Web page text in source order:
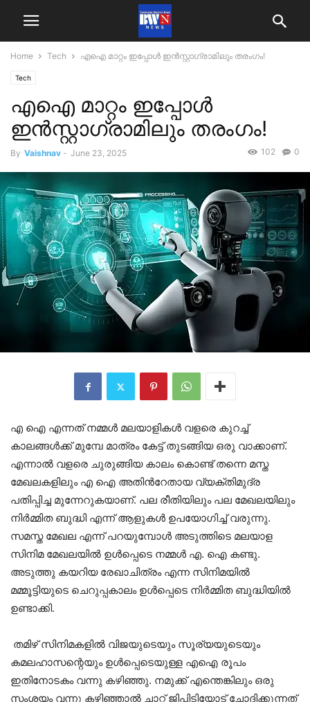
Home Tech എഐ മാറ്റം ഇപ്പോൾ ഇൻസ്റ്റാഗ്രാമിലും തരംഗം!
Tech
എഐ മാറ്റം ഇപ്പോൾ
ഇൻസ്റ്റാഗ്രാമിലും തരംഗം!
By Vaishnav - June 23, 2025 0
102
എ ഐ എന്നത് നമ്മൾ മലയാളികൾ വളരെ കുറച്ച്
കാലങ്ങൾക്ക് മുമ്പേ മാത്രം കേട്ട് തുടങ്ങിയ ഒരു വാക്കാണ്.
എന്നാൽ വളരെ ചുരുങ്ങിയ കാലം കൊണ്ട് തന്നെ മസ്ത
മേഖലകളിലും എ ഐ അതിന്‍റേതായ വ്യക്തിമുദ്ര
പതിപ്പിച്ച മുന്നേറുകയാണ്. പല രീതിയിലും പല മേഖലയിലും
നിർമ്മിത ബുദ്ധി എന്ന് ആളുകൾ ഉപയോഗിച്ച് വരുന്നു.
സമസ്ത മേഖല എന്ന് പറയുമ്പോൾ അടുത്തിടെ മലയാള
സിനിമ മേഖലയിൽ ഉൾപ്പെടെ നമ്മൾ എ. ഐ കണ്ടു.
അടുത്തു കയറിയ രേഖാചിത്രം എന്ന സിനിമയിൽ
മമ്മൂട്ടിയുടെ ചെറുപ്പകാലം ഉൾപ്പെടെ നിർമ്മിത ബുദ്ധിയിൽ
ഉണ്ടാക്കി.
തമിഴ് സിനിമകളിൽ വിജയുടെയും സൂര്യയുടെയും
കമലഹാസന്റെയും ഉൾപ്പെടെയുള്ള എഐ രൂപം
ഇതിനോടകം വന്നു കഴിഞ്ഞു. നമുക്ക് എന്തെങ്കിലും ഒരു
സംശയം വന്നു കഴിഞ്ഞാൽ ചാറ്റ് ജിപിടിയോട് ചോദിക്കുന്നത്